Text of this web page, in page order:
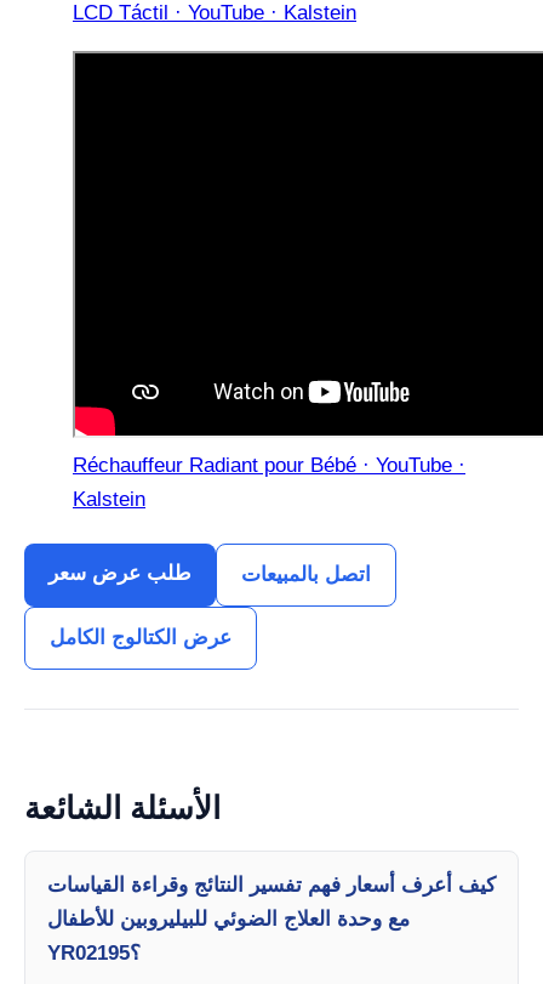
LCD Táctil · YouTube · Kalstein
Réchauffeur Radiant pour Bébé · YouTube ·
Kalstein
طلب عرض سعر اتصل بالمبيعات
عرض الكتالوج الكامل
الأسئلة الشائعة
كيف أعرف أسعار فهم تفسير النتائج وقراءة القياسات
مع وحدة العلاج الضوئي للبيليروبين للأطفال
YR02195؟